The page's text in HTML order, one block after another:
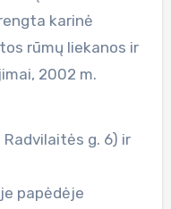
karinė
rūmų liekanos ir
2002 m.
Radvilaitės g. 6) ir
papėdėje